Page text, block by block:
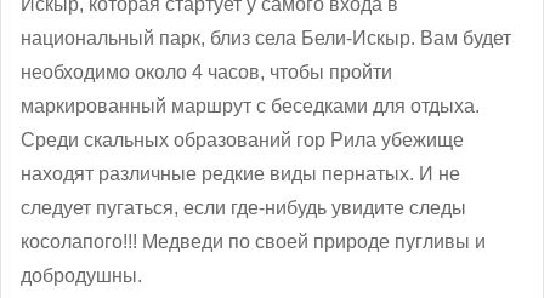
Искыр, которая стартует у самого входа в
национальный парк, близ села Бели-Искыр. Вам будет
необходимо около 4 часов, чтобы пройти
маркированный маршрут с беседками для отдыха.
Среди скальных образований гор Рила убежище
находят различные редкие виды пернатых. И не
следует пугаться, если где-нибудь увидите следы
косолапого!!! Медведи по своей природе пугливы и
добродушны.